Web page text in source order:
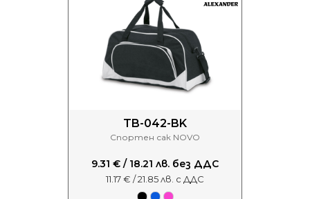
TB-042-BK
Спортен сак NOVO
9.31 € / 18.21 лв. без ДДС
11.17 € / 21.85 лв. с ДДС